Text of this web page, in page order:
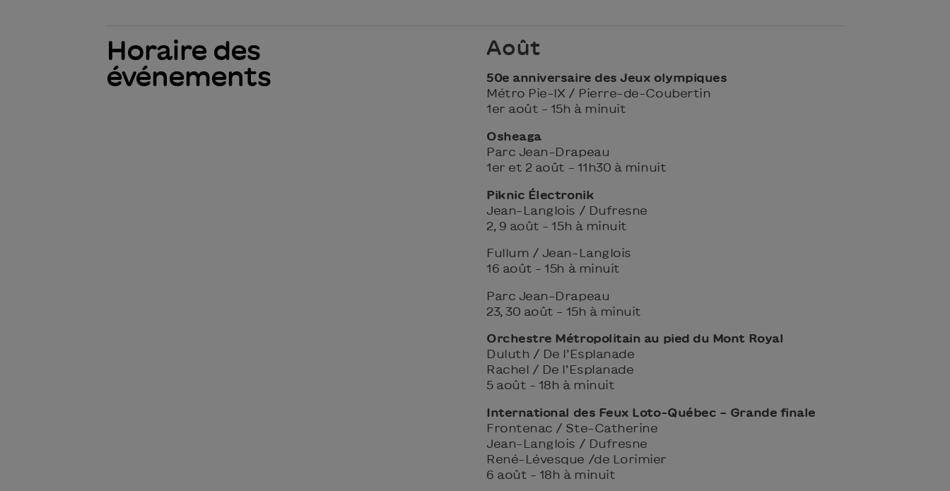
Horaire des
événements
Août
50e anniversaire des Jeux olympiques
Métro Pie-IX / Pierre-de-Coubertin
1er août – 15h à minuit
Osheaga
Parc Jean-Drapeau
1er et 2 août – 11h30 à minuit
Piknic Électronik
Jean-Langlois / Dufresne
2, 9 août – 15h à minuit
Fullum / Jean-Langlois
16 août – 15h à minuit
Parc Jean-Drapeau
23, 30 août – 15h à minuit
Orchestre Métropolitain au pied du Mont Royal
Duluth / De l’Esplanade
Rachel / De l’Esplanade
5 août – 18h à minuit
International des Feux Loto-Québec – Grande finale
Frontenac / Ste-Catherine
Jean-Langlois / Dufresne
René-Lévesque /de Lorimier
6 août – 18h à minuit